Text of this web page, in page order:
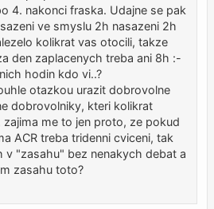
4. nakonci fraska. Udajne se pak
ve smyslu 2h nasazeni 2h
kolikrat vas otocili, takze
den zaplacenych treba ani 8h :-
hodin kdo vi..?
otazkou urazit dobrovolne
dobrovolniky, kteri kolikrat
zajima me to jen proto, ze pokud
ACR treba tridenni cviceni, tak
v "zasahu" bez nenakych debat a
zasahu toto?